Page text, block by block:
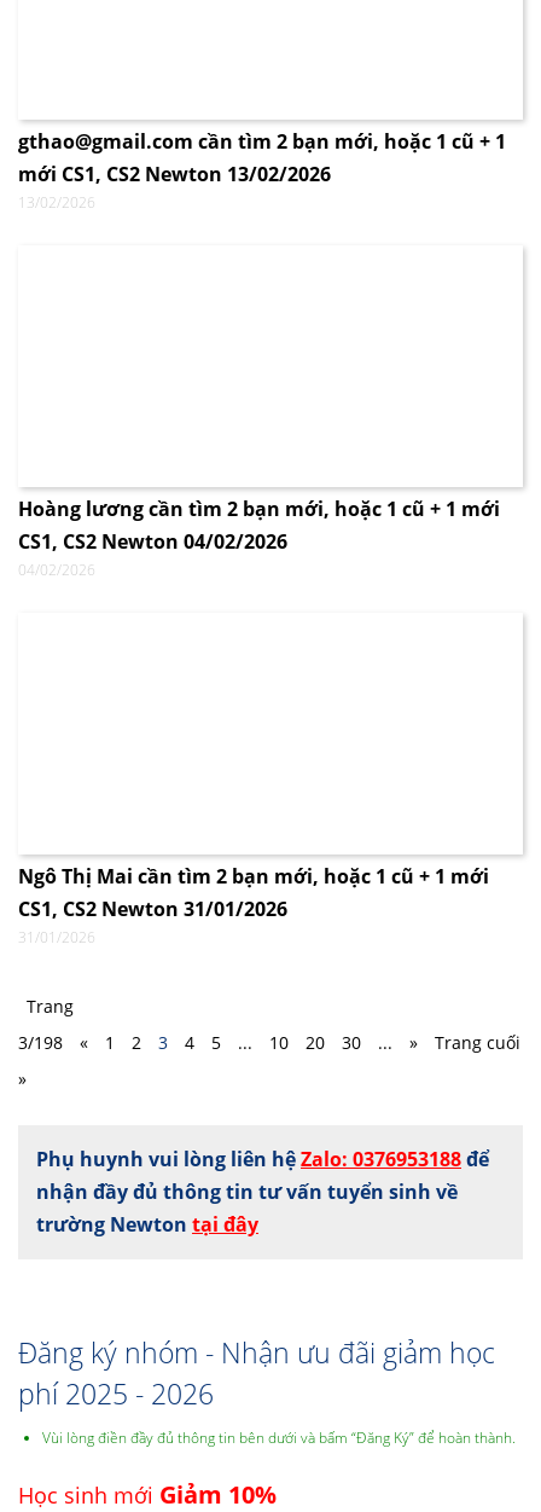
gthao@gmail.com cần tìm 2 bạn mới, hoặc 1 cũ + 1
mới CS1, CS2 Newton 13/02/2026
13/02/2026
Hoàng lương cần tìm 2 bạn mới, hoặc 1 cũ + 1 mới
CS1, CS2 Newton 04/02/2026
04/02/2026
Ngô Thị Mai cần tìm 2 bạn mới, hoặc 1 cũ + 1 mới
CS1, CS2 Newton 31/01/2026
31/01/2026
Trang
3/198
« 1 2 3 4 5 ... 10 20 30 ... »
Trang cuối
»
Phụ huynh vui lòng liên hệZalo: 0376953188để
nhận đầy đủ thông tin tư vấn tuyển sinh về
trường Newton tại đây
Đăng ký nhóm - Nhận ưu đãi giảm học
phí 2025 - 2026
Vùi lòng điền đầy đủ thông tin bên dưới và bấm “Đăng Ký” để hoàn thành.
Học sinh mới Giảm 10%